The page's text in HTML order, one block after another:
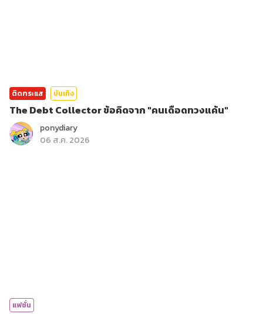
ติดกระแส บันเทิง
The Debt Collector ข้อคิดจาก "คนเดือดทวงแค้น"
ponydiary
06 ส.ค. 2026
แฟชั่น